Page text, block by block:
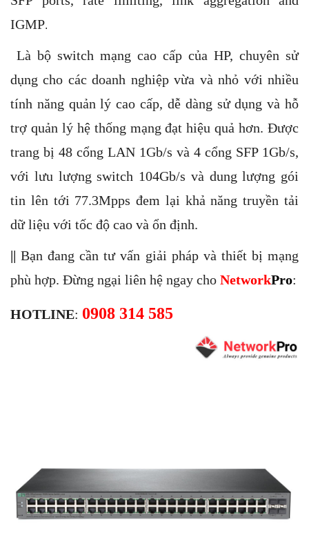
IGMP.
Là bộ switch mạng cao cấp của HP, chuyên sử
dụng cho các doanh nghiệp vừa và nhỏ với nhiều
tính năng quản lý cao cấp, dễ dàng sử dụng và hỗ
trợ quản lý hệ thống mạng đạt hiệu quả hơn. Được
trang bị 48 cổng LAN 1Gb/s và 4 cổng SFP 1Gb/s,
với lưu lượng switch 104Gb/s và dung lượng gói
tin lên tới 77.3Mpps đem lại khả năng truyền tải
dữ liệu với tốc độ cao và ổn định.
|| Bạn đang cần tư vấn giải pháp và thiết bị mạng
phù hợp. Đừng ngại liên hệ ngay cho NetworkPro:
HOTLINE: 0908 314 585